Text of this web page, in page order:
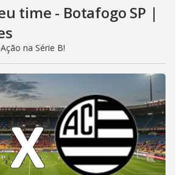
time - Botafogo SP |
na Série B!